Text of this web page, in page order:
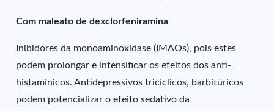
Com maleato de dexclorfeniramina
Inibidores da monoaminoxidase (IMAOs), pois estes
podem prolongar e intensificar os efeitos dos anti-
histamínicos. Antidepressivos tricíclicos, barbitúricos
podem potencializar o efeito sedativo da